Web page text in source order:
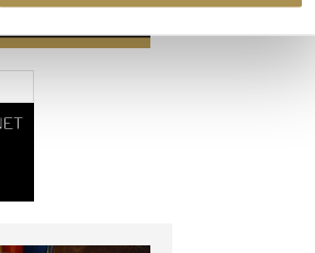
Medien anbieten zu können
Partner führen diese Informationen
die sie im Rahmen Ihrer Nutzung